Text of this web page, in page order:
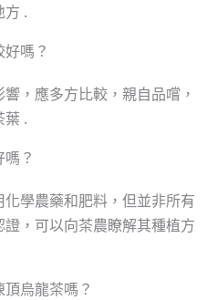
方 .
嗎？
，應多方比較，親自品嚐，
葉 .
？
學農藥和肥料，但並非所有
，可以向茶農瞭解其種植方
烏龍茶嗎？